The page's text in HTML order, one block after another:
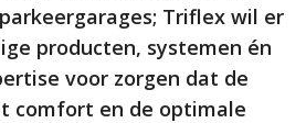
Triflex wil er
producten, systemen én
voor zorgen dat de
comfort en de optimale